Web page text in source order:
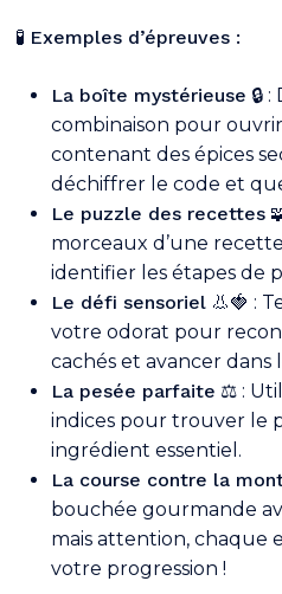
Votre
🧪 Exemples d’épreuves :
La boîte mystérieuse 🔒
combinaison pour
contenant des épices
déchiffrer le code et
Le puzzle des recettes
morceaux d’une
identifier les étapes de
Le défi sensoriel 👃🍓 :
votre odorat pour
cachés et avancer dans
La pesée parfaite ⚖️ :
indices pour trouver le
ingrédient essentiel.
La course contre la
bouchée gourmande
mais attention, chaque
votre progression !